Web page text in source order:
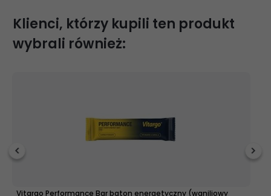
Klienci, którzy kupili ten produkt
wybrali również:
Vitargo Performance Bar baton energetyczny (waniliowy